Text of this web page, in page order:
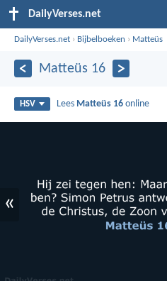
DailyVerses.net
DailyVerses.net › Bijbelboeken › Matteüs
Matteüs 16
HSV Lees Matteüs 16 online
«